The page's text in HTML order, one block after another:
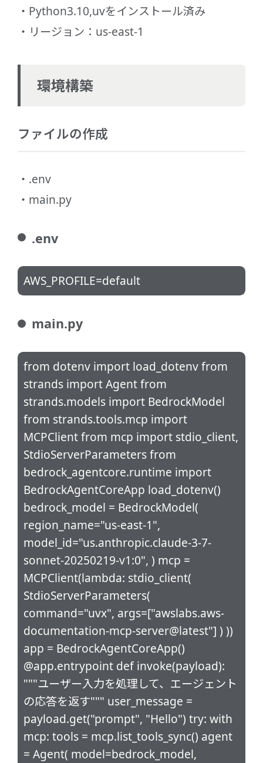
Python3.10,uvをインストール済み
リージョン：us-east-1
環境構築
ファイルの作成
.env
main.py
.env
AWS_PROFILE=default
main.py
from dotenv import load_dotenv from
strands import Agent from
strands.models import BedrockModel
from strands.tools.mcp import
MCPClient from mcp import stdio_client,
StdioServerParameters from
bedrock_agentcore.runtime import
BedrockAgentCoreApp load_dotenv()
bedrock_model = BedrockModel(
region_name="us-east-1",
model_id="us.anthropic.claude-3-7-
sonnet-20250219-v1:0", ) mcp =
MCPClient(lambda: stdio_client(
StdioServerParameters(
command="uvx", args=["awslabs.aws-
documentation-mcp-server@latest"] ) ))
app = BedrockAgentCoreApp()
@app.entrypoint def invoke(payload):
"""ユーザー入力を処理して、エージェント
の応答を返す""" user_message =
payload.get("prompt", "Hello") try: with
mcp: tools = mcp.list_tools_sync() agent
= Agent( model=bedrock_model,